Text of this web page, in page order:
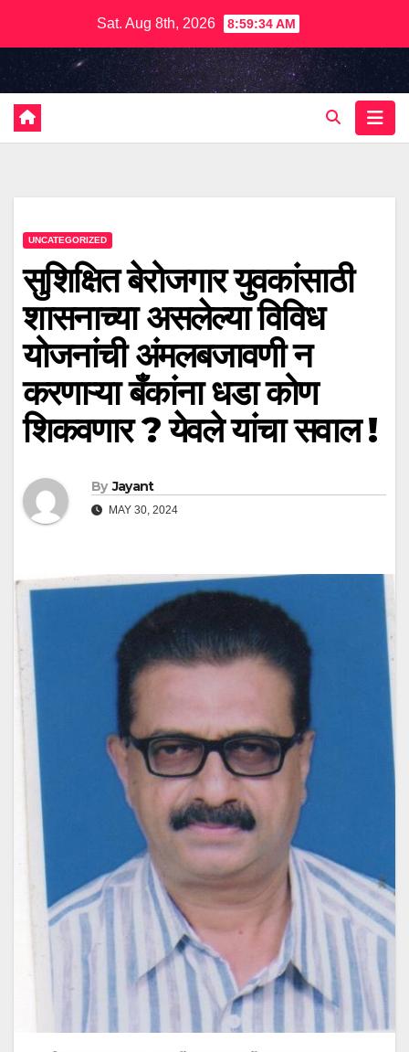
content
Sat. Aug 8th, 2026 8:59:35 AM
UNCATEGORIZED
सुशिक्षित बेरोजगार युवकांसाठी
शासनाच्या असलेल्या विविध
योजनांची अंमलबजावणी न
करणाऱ्या बँकांना धडा कोण
शिकवणार ? येवले यांचा सवाल !
By Jayant
MAY 30, 2024